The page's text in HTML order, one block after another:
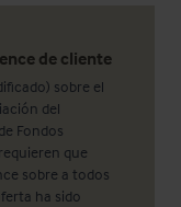
de cliente
sobre el
del
Fondos
que
sobre a todos
ha sido